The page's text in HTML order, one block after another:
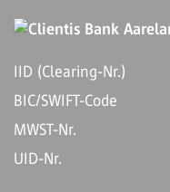
IID (Clearing-Nr.)
BIC/SWIFT-Code
MWST-Nr.
UID-Nr.